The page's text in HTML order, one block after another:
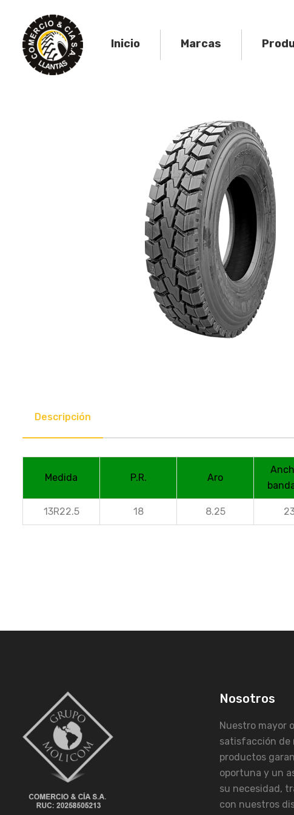
content
Inicio Marcas
Descripción
Medida P.R. Aro
13R22.5 18 8.25
Nosotros
Nuestro mayor
satisfacción de
productos
oportuna y un
su necesidad,
con nuestros